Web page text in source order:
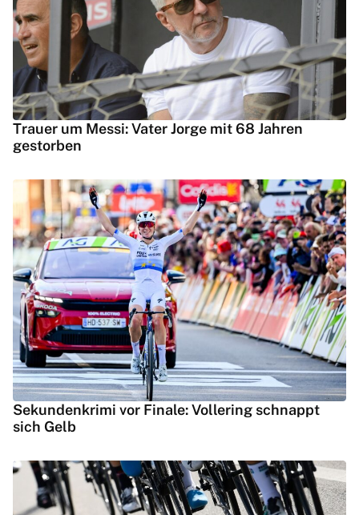
Trauer um Messi: Vater Jorge mit 68 Jahren
gestorben
Sekundenkrimi vor Finale: Vollering schnappt
sich Gelb